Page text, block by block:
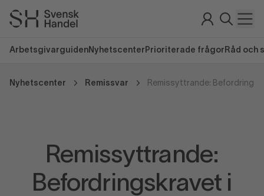
Arbetsgivarguiden Nyhetscenter Prioriterade frågor Råd och
Nyhetscenter Remissvar
Remissyttrande:
Befordringskravet i